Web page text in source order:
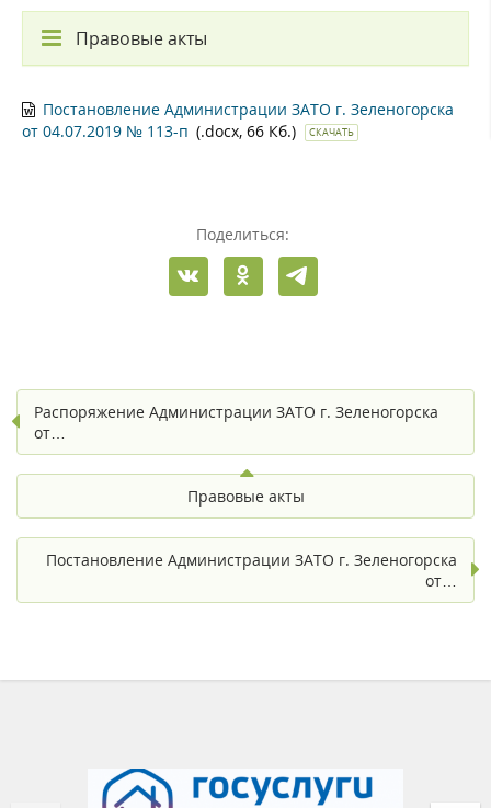
Правовые акты
Постановление Администрации ЗАТО г. Зеленогорска
от 04.07.2019 № 113-п (.docx, 66 Кб.) СКАЧАТЬ
Поделиться:
Распоряжение Администрации ЗАТО г. Зеленогорска
от…
Правовые акты
Постановление Администрации ЗАТО г. Зеленогорска
от…